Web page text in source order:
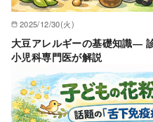
2025/12/30(火)
大豆アレルギーの基礎知識―
小児科専門医が解説